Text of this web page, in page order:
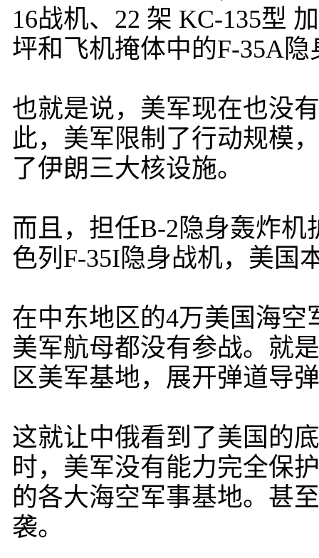
16战机、22 架 KC-135型
坪和飞机掩体中的F-35A隐
也就是说，美军现在也没
此，美军限制了行动规模
了伊朗三大核设施。
而且，担任B-2隐身轰炸
色列F-35I隐身战机，美国
在中东地区的4万美国海
美军航母都没有参战。就
区美军基地，展开弹道导
这就让中俄看到了美国的
时，美军没有能力完全保
的各大海空军事基地。甚
袭。